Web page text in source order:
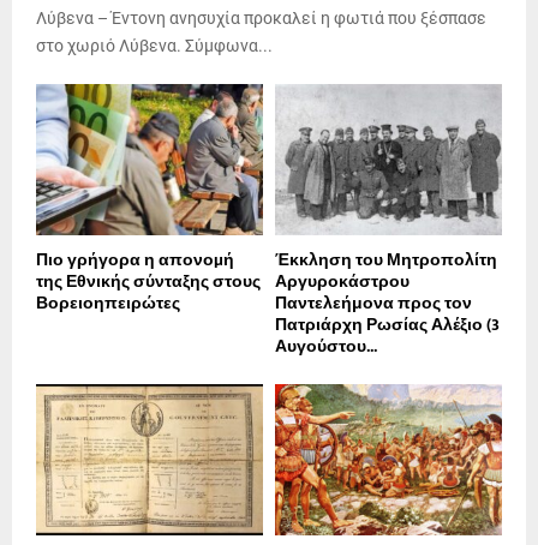
Λύβενα – Έντονη ανησυχία προκαλεί η φωτιά που ξέσπασε
στο χωριό Λύβενα. Σύμφωνα...
Πιο γρήγορα η απονοµή
της Εθνικής σύνταξης στους
Βορειοηπειρώτες
Έκκληση του Μητροπολίτη
Αργυροκάστρου
Παντελεήμονα προς τον
Πατριάρχη Ρωσίας Αλέξιο (3
Αυγούστου...